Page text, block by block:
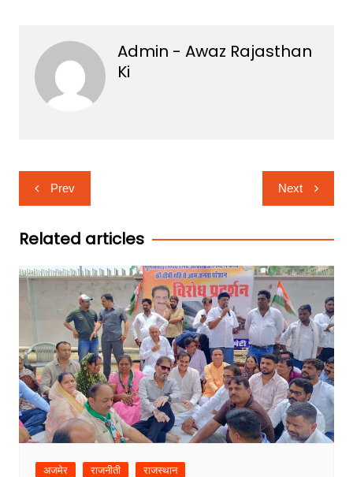
Admin - Awaz Rajasthan
Ki
Post
navigation
Prev Next
Related articles
अजमेर राजनीती राजस्थान